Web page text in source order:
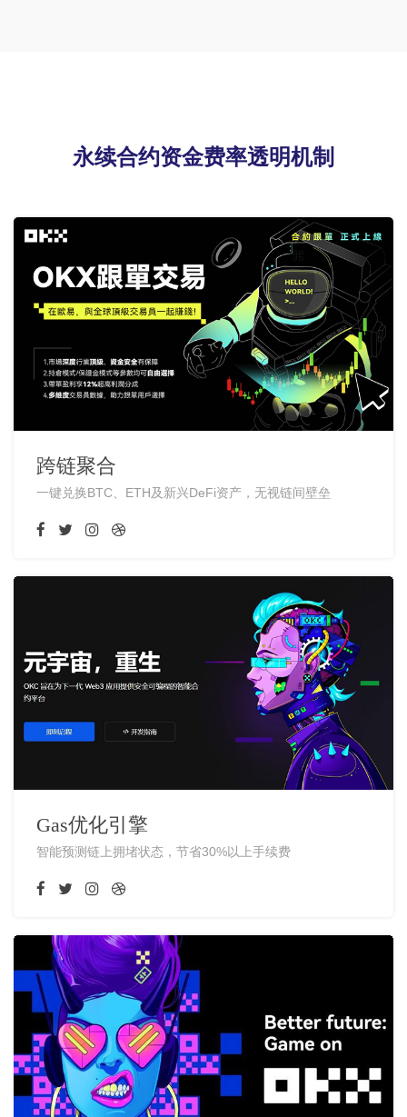
永续合约资金费率透明机制
跨链聚合
一键兑换BTC、ETH及新兴DeFi资产，无视链间壁垒
Gas优化引擎
智能预测链上拥堵状态，节省30%以上手续费